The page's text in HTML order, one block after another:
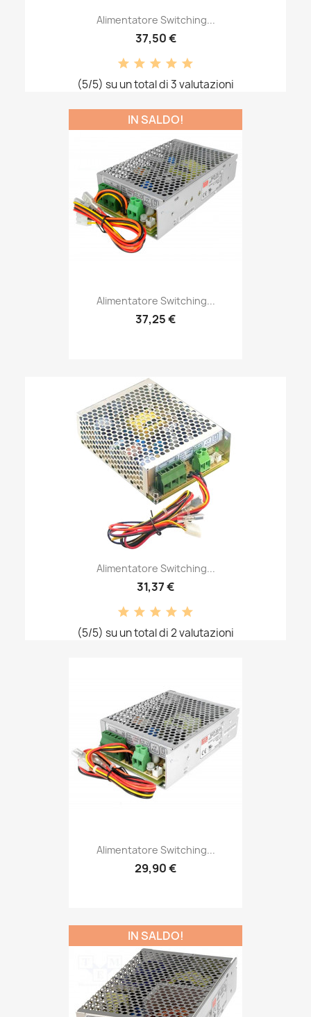
Alimentatore Switching...
37,50 €
(5/5) su un total di 3 valutazioni
Alimentatore Switching...
37,25 €
IN SALDO!
Alimentatore Switching...
31,37 €
(5/5) su un total di 2 valutazioni
Alimentatore Switching...
29,90 €
IN SALDO!